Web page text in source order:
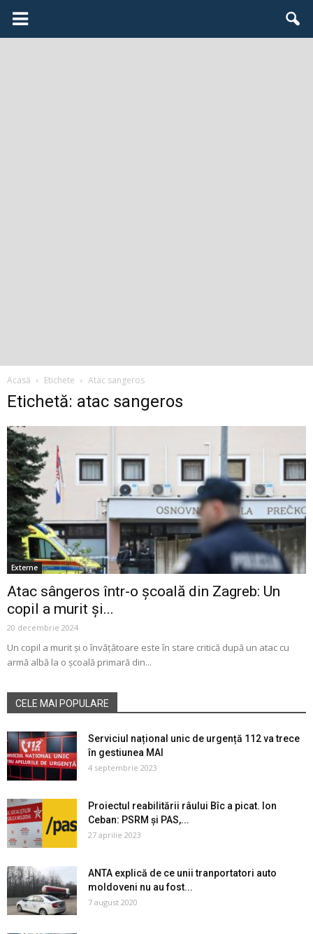
Acasă Etichete Atac sangeros
Etichetă: atac sangeros
Externe
Atac sângeros într-o școală din Zagreb: Un
copil a murit și...
20 decembrie 2024
Un copil a murit și o învățătoare este în stare critică după un atac cu
armă albă la o școală primară din...
CELE MAI POPULARE
Serviciul național unic de urgență 112 va trece
în gestiunea MAI
4 septembrie 2023
Proiectul reabilitării râului Bîc a picat. Ion
Ceban: PSRM și PAS,...
27 aprilie 2023
ANTA explică de ce unii tranportatori auto
moldoveni nu au fost...
7 august 2020